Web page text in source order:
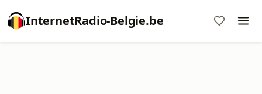
InternetRadio-Belgie.be